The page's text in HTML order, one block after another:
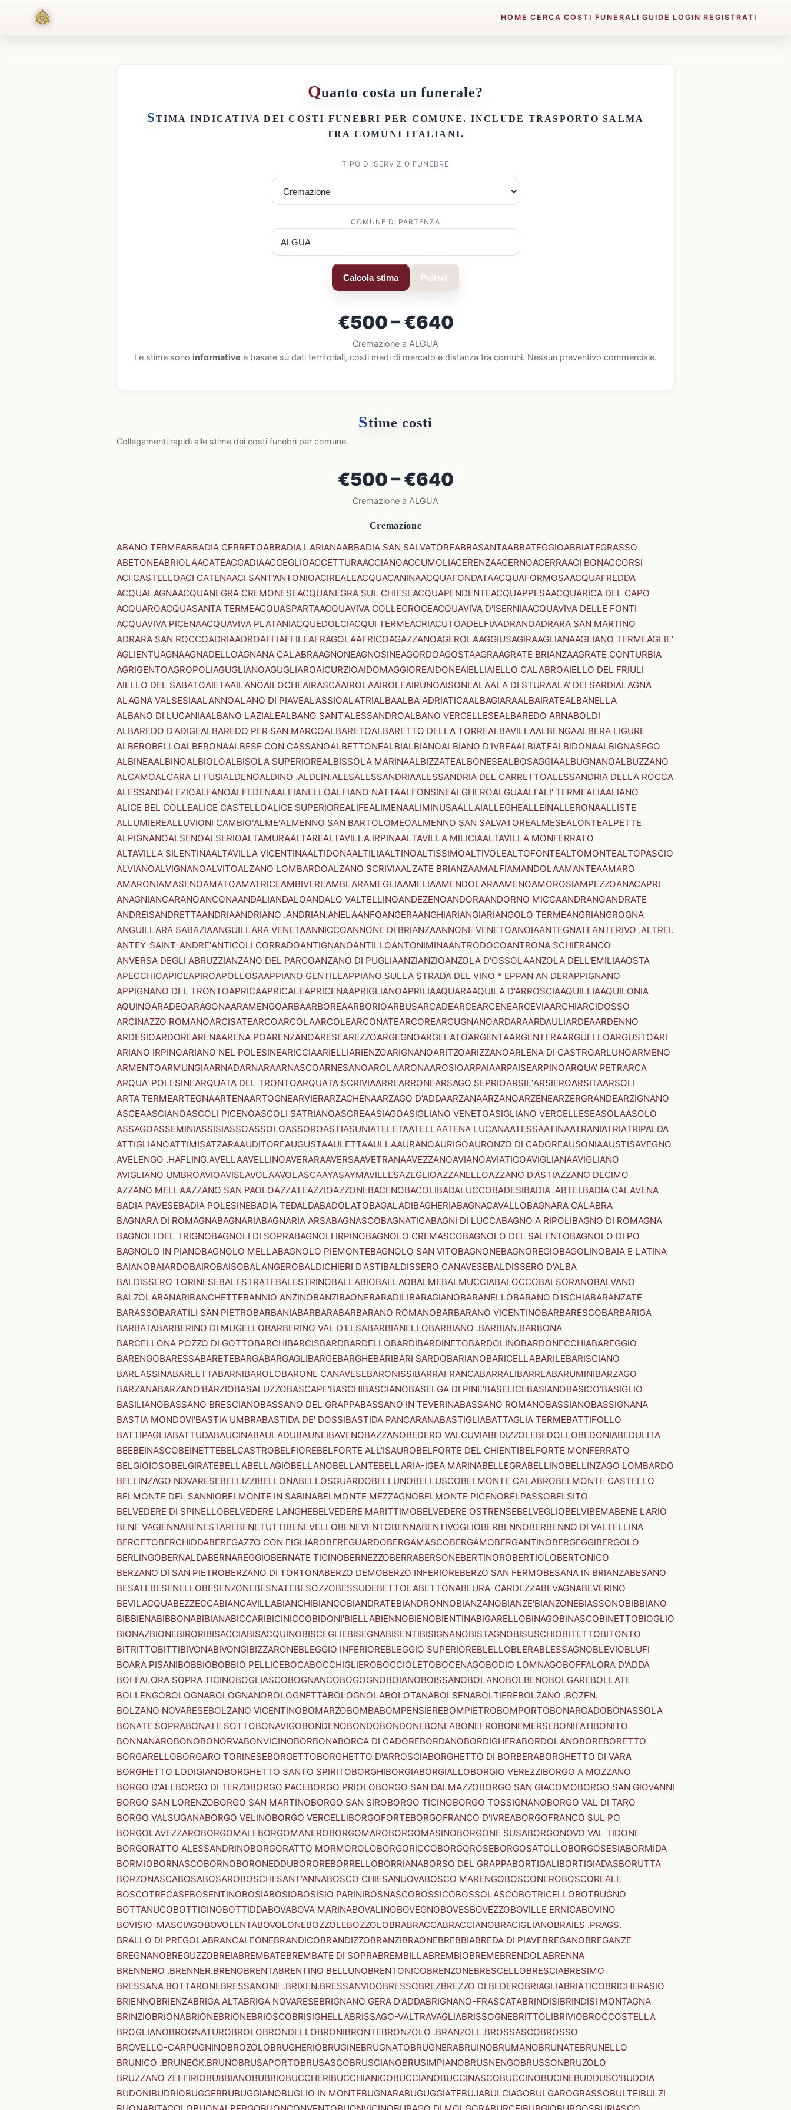
HOME CERCA COSTI FUNERALI GUIDE LOGIN REGISTRATI
Quanto costa un funerale?
STIMA INDICATIVA DEICOSTI FUNEBRI PER COMUNE. INCLUDE TRASPORTO SALMA
TRA COMUNI ITALIANI.
TIPO DI SERVIZIO FUNEBRE
COMUNE DI PARTENZA
Calcola stima Pulisci
€500 – €640
Cremazione a ALGUA
Le stime sono informative e basate su dati territoriali, costi medi di mercato e distanza tra comuni. Nessun preventivo commerciale.
Stime costi
Collegamenti rapidi alle stime dei costi funebri per comune.
€500 – €640
Cremazione a ALGUA
Cremazione
ABANO TERMEABBADIA CERRETOABBADIA LARIANAABBADIA SAN SALVATOREABBASANTAABBATEGGIOABBIATEGRASSO
ABETONEABRIOLAACATEACCADIAACCEGLIOACCETTURAACCIANOACCUMOLIACERENZAACERNOACERRAACI BONACCORSI
ACI CASTELLOACI CATENAACI SANT'ANTONIOACIREALEACQUACANINAACQUAFONDATAACQUAFORMOSAACQUAFREDDA
ACQUALAGNAACQUANEGRA CREMONESEACQUANEGRA SUL CHIESEACQUAPENDENTEACQUAPPESAACQUARICA DEL CAPO
ACQUAROACQUASANTA TERMEACQUASPARTAACQUAVIVA COLLECROCEACQUAVIVA D'ISERNIAACQUAVIVA DELLE FONTI
ACQUAVIVA PICENAACQUAVIVA PLATANIACQUEDOLCIACQUI TERMEACRIACUTOADELFIAADRANOADRARA SAN MARTINO
ADRARA SAN ROCCOADRIAADROAFFIAFFILEAFRAGOLAAFRICOAGAZZANOAGEROLAAGGIUSAGIRAAGLIANAAGLIANO TERMEAGLIE'
AGLIENTUAGNAAGNADELLOAGNANA CALABRAAGNONEAGNOSINEAGORDOAGOSTAAGRAAGRATE BRIANZAAGRATE CONTURBIA
AGRIGENTOAGROPOLIAGUGLIANOAGUGLIAROAICURZIOAIDOMAGGIOREAIDONEAIELLIAIELLO CALABROAIELLO DEL FRIULI
AIELLO DEL SABATOAIETAAILANOAILOCHEAIRASCAAIROLAAIROLEAIRUNOAISONEALAALA DI STURAALA' DEI SARDIALAGNA
ALAGNA VALSESIAALANNOALANO DI PIAVEALASSIOALATRIALBAALBA ADRIATICAALBAGIARAALBAIRATEALBANELLA
ALBANO DI LUCANIAALBANO LAZIALEALBANO SANT'ALESSANDROALBANO VERCELLESEALBAREDO ARNABOLDI
ALBAREDO D'ADIGEALBAREDO PER SAN MARCOALBARETOALBARETTO DELLA TORREALBAVILLAALBENGAALBERA LIGURE
ALBEROBELLOALBERONAALBESE CON CASSANOALBETTONEALBIALBIANOALBIANO D'IVREAALBIATEALBIDONAALBIGNASEGO
ALBINEAALBINOALBIOLOALBISOLA SUPERIOREALBISSOLA MARINAALBIZZATEALBONESEALBOSAGGIAALBUGNANOALBUZZANO
ALCAMOALCARA LI FUSIALDENOALDINO .ALDEIN.ALESALESSANDRIAALESSANDRIA DEL CARRETTOALESSANDRIA DELLA ROCCA
ALESSANOALEZIOALFANOALFEDENAALFIANELLOALFIANO NATTAALFONSINEALGHEROALGUAALI'ALI' TERMEALIAALIANO
ALICE BEL COLLEALICE CASTELLOALICE SUPERIOREALIFEALIMENAALIMINUSAALLAIALLEGHEALLEINALLERONAALLISTE
ALLUMIEREALLUVIONI CAMBIO'ALME'ALMENNO SAN BARTOLOMEOALMENNO SAN SALVATOREALMESEALONTEALPETTE
ALPIGNANOALSENOALSERIOALTAMURAALTAREALTAVILLA IRPINAALTAVILLA MILICIAALTAVILLA MONFERRATO
ALTAVILLA SILENTINAALTAVILLA VICENTINAALTIDONAALTILIAALTINOALTISSIMOALTIVOLEALTOFONTEALTOMONTEALTOPASCIO
ALVIANOALVIGNANOALVITOALZANO LOMBARDOALZANO SCRIVIAALZATE BRIANZAAMALFIAMANDOLAAMANTEAAMARO
AMARONIAMASENOAMATOAMATRICEAMBIVEREAMBLARAMEGLIAAMELIAAMENDOLARAAMENOAMOROSIAMPEZZOANACAPRI
ANAGNIANCARANOANCONAANDALIANDALOANDALO VALTELLINOANDEZENOANDORAANDORNO MICCAANDRANOANDRATE
ANDREISANDRETTAANDRIAANDRIANO .ANDRIAN.ANELAANFOANGERAANGHIARIANGIARIANGOLO TERMEANGRIANGROGNA
ANGUILLARA SABAZIAANGUILLARA VENETAANNICCOANNONE DI BRIANZAANNONE VENETOANOIAANTEGNATEANTERIVO .ALTREI.
ANTEY-SAINT-ANDRE'ANTICOLI CORRADOANTIGNANOANTILLOANTONIMINAANTRODOCOANTRONA SCHIERANCO
ANVERSA DEGLI ABRUZZIANZANO DEL PARCOANZANO DI PUGLIAANZIANZIOANZOLA D'OSSOLAANZOLA DELL'EMILIAAOSTA
APECCHIOAPICEAPIROAPOLLOSAAPPIANO GENTILEAPPIANO SULLA STRADA DEL VINO * EPPAN AN DERAPPIGNANO
APPIGNANO DEL TRONTOAPRICAAPRICALEAPRICENAAPRIGLIANOAPRILIAAQUARAAQUILA D'ARROSCIAAQUILEIAAQUILONIA
AQUINOARADEOARAGONAARAMENGOARBAARBOREAARBORIOARBUSARCADEARCEARCENEARCEVIAARCHIARCIDOSSO
ARCINAZZO ROMANOARCISATEARCOARCOLAARCOLEARCONATEARCOREARCUGNANOARDARAARDAULIARDEAARDENNO
ARDESIOARDOREARENAARENA POARENZANOARESEAREZZOARGEGNOARGELATOARGENTAARGENTERAARGUELLOARGUSTOARI
ARIANO IRPINOARIANO NEL POLESINEARICCIAARIELLIARIENZOARIGNANOARITZOARIZZANOARLENA DI CASTROARLUNOARMENO
ARMENTOARMUNGIAARNADARNARAARNASCOARNESANOAROLAARONAAROSIOARPAIAARPAISEARPINOARQUA' PETRARCA
ARQUA' POLESINEARQUATA DEL TRONTOARQUATA SCRIVIAARREARRONEARSAGO SEPRIOARSIE'ARSIEROARSITAARSOLI
ARTA TERMEARTEGNAARTENAARTOGNEARVIERARZACHENAARZAGO D'ADDAARZANAARZANOARZENEARZERGRANDEARZIGNANO
ASCEAASCIANOASCOLI PICENOASCOLI SATRIANOASCREAASIAGOASIGLIANO VENETOASIGLIANO VERCELLESEASOLAASOLO
ASSAGOASSEMINIASSISIASSOASSOLOASSOROASTIASUNIATELETAATELLAATENA LUCANAATESSAATINAATRANIATRIATRIPALDA
ATTIGLIANOATTIMISATZARAAUDITOREAUGUSTAAULETTAAULLAAURANOAURIGOAURONZO DI CADOREAUSONIAAUSTISAVEGNO
AVELENGO .HAFLING.AVELLAAVELLINOAVERARAAVERSAAVETRANAAVEZZANOAVIANOAVIATICOAVIGLIANAAVIGLIANO
AVIGLIANO UMBROAVIOAVISEAVOLAAVOLASCAAYASAYMAVILLESAZEGLIOAZZANELLOAZZANO D'ASTIAZZANO DECIMO
AZZANO MELLAAZZANO SAN PAOLOAZZATEAZZIOAZZONEBACENOBACOLIBADALUCCOBADESIBADIA .ABTEI.BADIA CALAVENA
BADIA PAVESEBADIA POLESINEBADIA TEDALDABADOLATOBAGALADIBAGHERIABAGNACAVALLOBAGNARA CALABRA
BAGNARA DI ROMAGNABAGNARIABAGNARIA ARSABAGNASCOBAGNATICABAGNI DI LUCCABAGNO A RIPOLIBAGNO DI ROMAGNA
BAGNOLI DEL TRIGNOBAGNOLI DI SOPRABAGNOLI IRPINOBAGNOLO CREMASCOBAGNOLO DEL SALENTOBAGNOLO DI PO
BAGNOLO IN PIANOBAGNOLO MELLABAGNOLO PIEMONTEBAGNOLO SAN VITOBAGNONEBAGNOREGIOBAGOLINOBAIA E LATINA
BAIANOBAIARDOBAIROBAISOBALANGEROBALDICHIERI D'ASTIBALDISSERO CANAVESEBALDISSERO D'ALBA
BALDISSERO TORINESEBALESTRATEBALESTRINOBALLABIOBALLAOBALMEBALMUCCIABALOCCOBALSORANOBALVANO
BALZOLABANARIBANCHETTEBANNIO ANZINOBANZIBAONEBARADILIBARAGIANOBARANELLOBARANO D'ISCHIABARANZATE
BARASSOBARATILI SAN PIETROBARBANIABARBARABARBARANO ROMANOBARBARANO VICENTINOBARBARESCOBARBARIGA
BARBATABARBERINO DI MUGELLOBARBERINO VAL D'ELSABARBIANELLOBARBIANO .BARBIAN.BARBONA
BARCELLONA POZZO DI GOTTOBARCHIBARCISBARDBARDELLOBARDIBARDINETOBARDOLINOBARDONECCHIABAREGGIO
BARENGOBARESSABARETEBARGABARGAGLIBARGEBARGHEBARIBARI SARDOBARIANOBARICELLABARILEBARISCIANO
BARLASSINABARLETTABARNIBAROLOBARONE CANAVESEBARONISSIBARRAFRANCABARRALIBARREABARUMINIBARZAGO
BARZANABARZANO'BARZIOBASALUZZOBASCAPE'BASCHIBASCIANOBASELGA DI PINE'BASELICEBASIANOBASICO'BASIGLIO
BASILIANOBASSANO BRESCIANOBASSANO DEL GRAPPABASSANO IN TEVERINABASSANO ROMANOBASSIANOBASSIGNANA
BASTIA MONDOVI'BASTIA UMBRABASTIDA DE' DOSSIBASTIDA PANCARANABASTIGLIABATTAGLIA TERMEBATTIFOLLO
BATTIPAGLIABATTUDABAUCINABAULADUBAUNEIBAVENOBAZZANOBEDERO VALCUVIABEDIZZOLEBEDOLLOBEDONIABEDULITA
BEEBEINASCOBEINETTEBELCASTROBELFIOREBELFORTE ALL'ISAUROBELFORTE DEL CHIENTIBELFORTE MONFERRATO
BELGIOIOSOBELGIRATEBELLABELLAGIOBELLANOBELLANTEBELLARIA-IGEA MARINABELLEGRABELLINOBELLINZAGO LOMBARDO
BELLINZAGO NOVARESEBELLIZZIBELLONABELLOSGUARDOBELLUNOBELLUSCOBELMONTE CALABROBELMONTE CASTELLO
BELMONTE DEL SANNIOBELMONTE IN SABINABELMONTE MEZZAGNOBELMONTE PICENOBELPASSOBELSITO
BELVEDERE DI SPINELLOBELVEDERE LANGHEBELVEDERE MARITTIMOBELVEDERE OSTRENSEBELVEGLIOBELVIBEMABENE LARIO
BENE VAGIENNABENESTAREBENETUTTIBENEVELLOBENEVENTOBENNABENTIVOGLIOBERBENNOBERBENNO DI VALTELLINA
BERCETOBERCHIDDABEREGAZZO CON FIGLIAROBEREGUARDOBERGAMASCOBERGAMOBERGANTINOBERGEGGIBERGOLO
BERLINGOBERNALDABERNAREGGIOBERNATE TICINOBERNEZZOBERRABERSONEBERTINOROBERTIOLOBERTONICO
BERZANO DI SAN PIETROBERZANO DI TORTONABERZO DEMOBERZO INFERIOREBERZO SAN FERMOBESANA IN BRIANZABESANO
BESATEBESENELLOBESENZONEBESNATEBESOZZOBESSUDEBETTOLABETTONABEURA-CARDEZZABEVAGNABEVERINO
BEVILACQUABEZZECCABIANCAVILLABIANCHIBIANCOBIANDRATEBIANDRONNOBIANZANOBIANZE'BIANZONEBIASSONOBIBBIANO
BIBBIENABIBBONABIBIANABICCARIBICINICCOBIDONI'BIELLABIENNOBIENOBIENTINABIGARELLOBINAGOBINASCOBINETTOBIOGLIO
BIONAZBIONEBIRORIBISACCIABISACQUINOBISCEGLIEBISEGNABISENTIBISIGNANOBISTAGNOBISUSCHIOBITETTOBITONTO
BITRITTOBITTIBIVONABIVONGIBIZZARONEBLEGGIO INFERIOREBLEGGIO SUPERIOREBLELLOBLERABLESSAGNOBLEVIOBLUFI
BOARA PISANIBOBBIOBOBBIO PELLICEBOCABOCCHIGLIEROBOCCIOLETOBOCENAGOBODIO LOMNAGOBOFFALORA D'ADDA
BOFFALORA SOPRA TICINOBOGLIASCOBOGNANCOBOGOGNOBOIANOBOISSANOBOLANOBOLBENOBOLGAREBOLLATE
BOLLENGOBOLOGNABOLOGNANOBOLOGNETTABOLOGNOLABOLOTANABOLSENABOLTIEREBOLZANO .BOZEN.
BOLZANO NOVARESEBOLZANO VICENTINOBOMARZOBOMBABOMPENSIEREBOMPIETROBOMPORTOBONARCADOBONASSOLA
BONATE SOPRABONATE SOTTOBONAVIGOBONDENOBONDOBONDONEBONEABONEFROBONEMERSEBONIFATIBONITO
BONNANAROBONOBONORVABONVICINOBORBONABORCA DI CADOREBORDANOBORDIGHERABORDOLANOBOREBORETTO
BORGARELLOBORGARO TORINESEBORGETTOBORGHETTO D'ARROSCIABORGHETTO DI BORBERABORGHETTO DI VARA
BORGHETTO LODIGIANOBORGHETTO SANTO SPIRITOBORGHIBORGIABORGIALLOBORGIO VEREZZIBORGO A MOZZANO
BORGO D'ALEBORGO DI TERZOBORGO PACEBORGO PRIOLOBORGO SAN DALMAZZOBORGO SAN GIACOMOBORGO SAN GIOVANNI
BORGO SAN LORENZOBORGO SAN MARTINOBORGO SAN SIROBORGO TICINOBORGO TOSSIGNANOBORGO VAL DI TARO
BORGO VALSUGANABORGO VELINOBORGO VERCELLIBORGOFORTEBORGOFRANCO D'IVREABORGOFRANCO SUL PO
BORGOLAVEZZAROBORGOMALEBORGOMANEROBORGOMAROBORGOMASINOBORGONE SUSABORGONOVO VAL TIDONE
BORGORATTO ALESSANDRINOBORGORATTO MORMOROLOBORGORICCOBORGOROSEBORGOSATOLLOBORGOSESIABORMIDA
BORMIOBORNASCOBORNOBORONEDDUBOROREBORRELLOBORRIANABORSO DEL GRAPPABORTIGALIBORTIGIADASBORUTTA
BORZONASCABOSABOSAROBOSCHI SANT'ANNABOSCO CHIESANUOVABOSCO MARENGOBOSCONEROBOSCOREALE
BOSCOTRECASEBOSENTINOBOSIABOSIOBOSISIO PARINIBOSNASCOBOSSICOBOSSOLASCOBOTRICELLOBOTRUGNO
BOTTANUCOBOTTICINOBOTTIDDABOVABOVA MARINABOVALINOBOVEGNOBOVESBOVEZZOBOVILLE ERNICABOVINO
BOVISIO-MASCIAGOBOVOLENTABOVOLONEBOZZOLEBOZZOLOBRABRACCABRACCIANOBRACIGLIANOBRAIES .PRAGS.
BRALLO DI PREGOLABRANCALEONEBRANDICOBRANDIZZOBRANZIBRAONEBREBBIABREDA DI PIAVEBREGANOBREGANZE
BREGNANOBREGUZZOBREIABREMBATEBREMBATE DI SOPRABREMBILLABREMBIOBREMEBRENDOLABRENNA
BRENNERO .BRENNER.BRENOBRENTABRENTINO BELLUNOBRENTONICOBRENZONEBRESCELLOBRESCIABRESIMO
BRESSANA BOTTARONEBRESSANONE .BRIXEN.BRESSANVIDOBRESSOBREZBREZZO DI BEDEROBRIAGLIABRIATICOBRICHERASIO
BRIENNOBRIENZABRIGA ALTABRIGA NOVARESEBRIGNANO GERA D'ADDABRIGNANO-FRASCATABRINDISIBRINDISI MONTAGNA
BRINZIOBRIONABRIONEBRIONEBRIOSCOBRISIGHELLABRISSAGO-VALTRAVAGLIABRISSOGNEBRITTOLIBRIVIOBROCCOSTELLA
BROGLIANOBROGNATUROBROLOBRONDELLOBRONIBRONTEBRONZOLO .BRANZOLL.BROSSASCOBROSSO
BROVELLO-CARPUGNINOBROZOLOBRUGHERIOBRUGINEBRUGNATOBRUGNERABRUINOBRUMANOBRUNATEBRUNELLO
BRUNICO .BRUNECK.BRUNOBRUSAPORTOBRUSASCOBRUSCIANOBRUSIMPIANOBRUSNENGOBRUSSONBRUZOLO
BRUZZANO ZEFFIRIOBUBBIANOBUBBIOBUCCHERIBUCCHIANICOBUCCIANOBUCCINASCOBUCCINOBUCINEBUDDUSO'BUDOIA
BUDONIBUDRIOBUGGERRUBUGGIANOBUGLIO IN MONTEBUGNARABUGUGGIATEBUJABULCIAGOBULGAROGRASSOBULTEIBULZI